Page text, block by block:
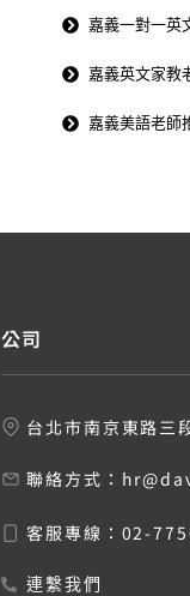
嘉義一對一英
嘉義英文家教
嘉義美語老師
公司
台北市南京東路三
聯絡方式：
客服專線： 02-
連繫我們